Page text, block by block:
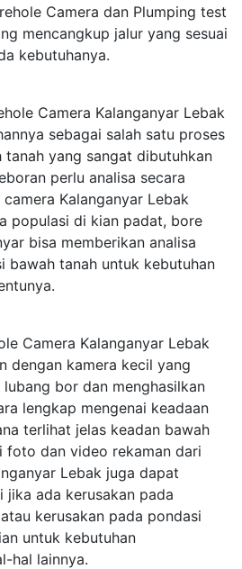
Camera dan Plumping test
mencangkup jalur yang sesuai
kebutuhanya.
Camera Kalanganyar Lebak
sebagai salah satu proses
tanah yang sangat dibutuhkan
perlu analisa secara
Kalanganyar Lebak
populasi di kian padat, bore
bisa memberikan analisa
bawah tanah untuk kebutuhan
Camera Kalanganyar Lebak
dengan kamera kecil yang
bor dan menghasilkan
lengkap mengenai keadaan
terlihat jelas keadan bawah
foto dan video rekaman dari
Lebak juga dapat
jika ada kerusakan pada
kerusakan pada pondasi
untuk kebutuhan
hal lainnya.